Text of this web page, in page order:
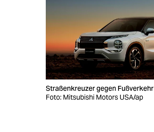
veranstaltungen
fragen & hilfeStraßenkreuzer gegen Fußverkehr
Foto: Mitsubishi Motors USA/ap